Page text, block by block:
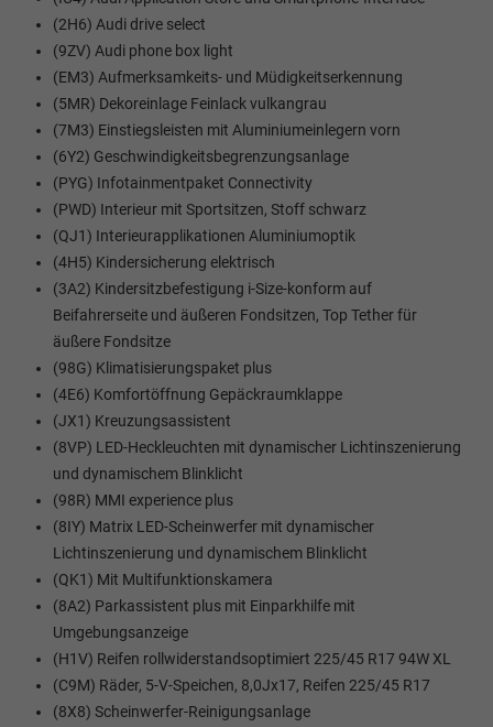
(2H6) Audi drive select
(9ZV) Audi phone box light
(EM3) Aufmerksamkeits- und Müdigkeitserkennung
(5MR) Dekoreinlage Feinlack vulkangrau
(7M3) Einstiegsleisten mit Aluminiumeinlegern vorn
(6Y2) Geschwindigkeitsbegrenzungsanlage
(PYG) Infotainmentpaket Connectivity
(PWD) Interieur mit Sportsitzen, Stoff schwarz
(QJ1) Interieurapplikationen Aluminiumoptik
(4H5) Kindersicherung elektrisch
(3A2) Kindersitzbefestigung i-Size-konform auf
Beifahrerseite und äußeren Fondsitzen, Top Tether für
äußere Fondsitze
(98G) Klimatisierungspaket plus
(4E6) Komfortöffnung Gepäckraumklappe
(JX1) Kreuzungsassistent
(8VP) LED-Heckleuchten mit dynamischer Lichtinszenierung
und dynamischem Blinklicht
(98R) MMI experience plus
(8IY) Matrix LED-Scheinwerfer mit dynamischer
Lichtinszenierung und dynamischem Blinklicht
(QK1) Mit Multifunktionskamera
(8A2) Parkassistent plus mit Einparkhilfe mit
Umgebungsanzeige
(H1V) Reifen rollwiderstandsoptimiert 225/45 R17 94W XL
(C9M) Räder, 5-V-Speichen, 8,0Jx17, Reifen 225/45 R17
(8X8) Scheinwerfer-Reinigungsanlage